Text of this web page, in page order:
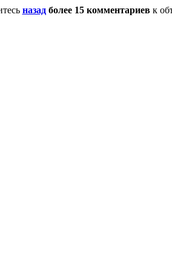
назад более 15 комментариевк